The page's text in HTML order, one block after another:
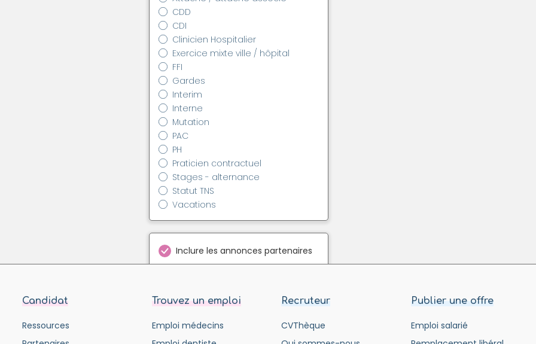
CDD
CDI
Clinicien Hospitalier
Exercice mixte ville / hôpital
FFI
Gardes
Interim
Interne
Mutation
PAC
PH
Praticien contractuel
Stages - alternance
Statut TNS
Vacations
Inclure les annonces partenaires
Candidat
Ressources
Trouvez un emploi
Emploi médecins
Recruteur
CVThèque
Publier une offre
Emploi salarié